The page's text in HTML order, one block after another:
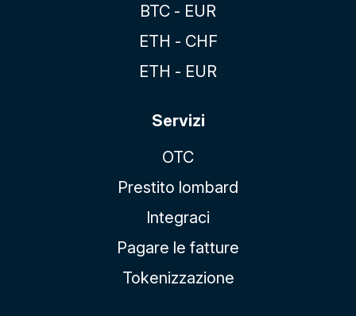
BTC - EUR
ETH - CHF
ETH - EUR
Servizi
OTC
Prestito lombard
Integraci
Pagare le fatture
Tokenizzazione